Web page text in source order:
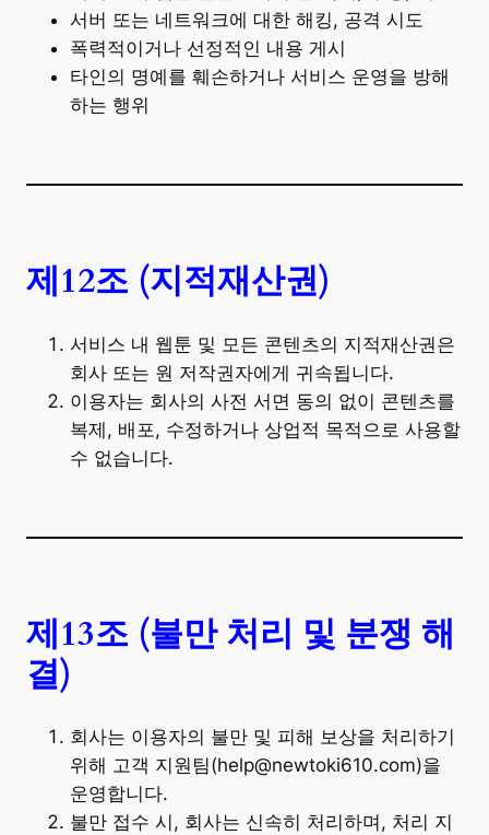
서버 또는 네트워크에 대한 해킹, 공격 시도
폭력적이거나 선정적인 내용 게시
타인의 명예를 훼손하거나 서비스 운영을 방해
하는 행위
제12조 (지적재산권)
서비스 내 웹툰 및 모든 콘텐츠의 지적재산권은
회사 또는 원 저작권자에게 귀속됩니다.
이용자는 회사의 사전 서면 동의 없이 콘텐츠를
복제, 배포, 수정하거나 상업적 목적으로 사용할
수 없습니다.
제13조 (불만 처리 및 분쟁 해
결)
회사는 이용자의 불만 및 피해 보상을 처리하기
위해 고객 지원팀(help@newtoki610.com)을
운영합니다.
불만 접수 시, 회사는 신속히 처리하며, 처리 지